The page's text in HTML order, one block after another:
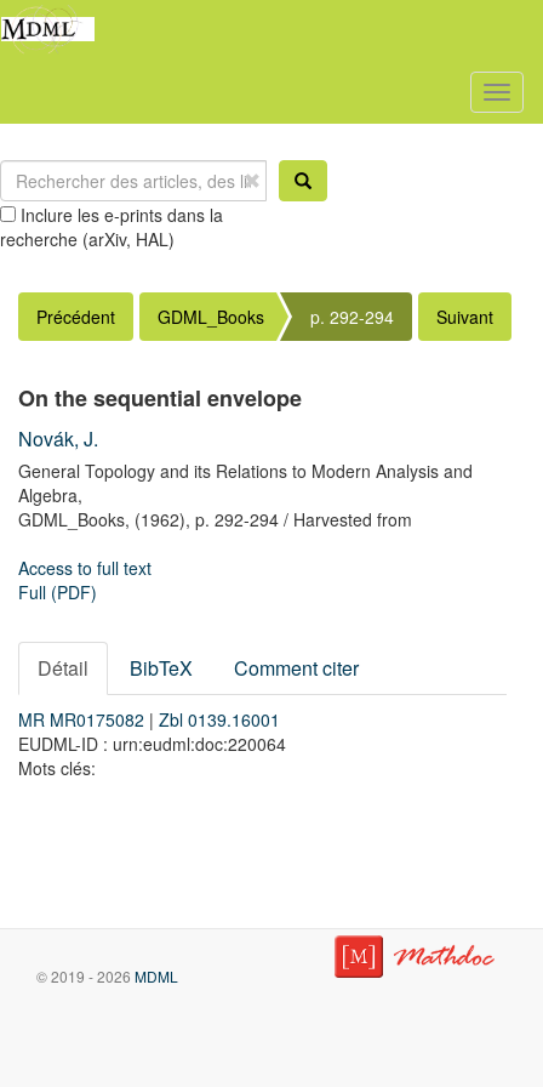
Inclure les e-prints dans la
recherche (arXiv, HAL)
Précédent GDML_Books p. 292-294 Suivant
On the sequential envelope
Novák, J.
General Topology and its Relations to Modern Analysis and
Algebra,
GDML_Books, (1962), p. 292-294 / Harvested from
Access to full text
Full (PDF)
Détail BibTeX Comment citer
MR MR0175082 | Zbl 0139.16001
EUDML-ID : urn:eudml:doc:220064
Mots clés:
© 2019 - 2026 MDML